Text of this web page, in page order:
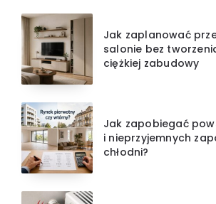
Jak zaplanować
salonie bez
ciężkiej zabudowy
Jak zapobiegać
i nieprzyjemnych
chłodni?